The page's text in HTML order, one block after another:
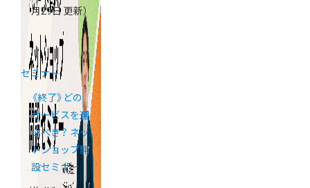
月29日 更新）
セミナー
《終了》どの
サービスを選
ぶべき？ ネッ
トショップ開
設セミナー